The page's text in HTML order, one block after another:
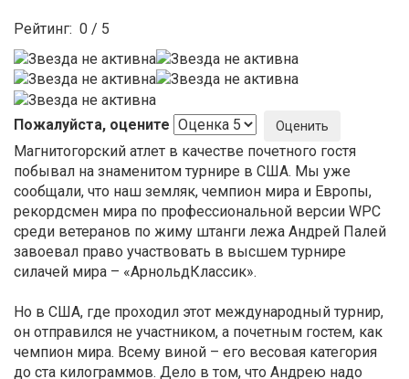
Рейтинг: 0 / 5
Пожалуйста, оцените
Магнитогорский атлет в качестве почетного гостя
побывал на знаменитом турнире в США. Мы уже
сообщали, что наш земляк, чемпион мира и Европы,
рекордсмен мира по профессиональной версии WPC
среди ветеранов по жиму штанги лежа Андрей Палей
завоевал право участвовать в высшем турнире
силачей мира – «АрнольдКлассик».
Но в США, где проходил этот международный турнир,
он отправился не участником, а почетным гостем, как
чемпион мира. Всему виной – его весовая категория
до ста килограммов. Дело в том, что Андрею надо